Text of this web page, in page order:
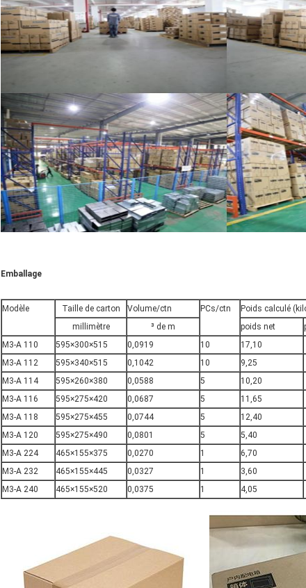
Emballage
Modèle Taille de carton Volume/ctn PCs/ctn
Poids calculé
millimètre
³ de m poids net
M3-A 110
595×300×515 0,0919 10
17,10
M3-A 112
595×340×515 0,1042 10
9,25
M3-A 114
595×260×380 0,0588 5
10,20
M3-A 116
595×275×420 0,0687 5
11,65
M3-A 118
595×275×455 0,0744 5
12,40
M3-A 120
595×275×490 0,0801 5
5,40
M3-A 224
465×155×375 0,0270 1
6,70
M3-A 232
465×155×445 0,0327 1
3,60
M3-A 240
465×155×520 0,0375 1 4,05